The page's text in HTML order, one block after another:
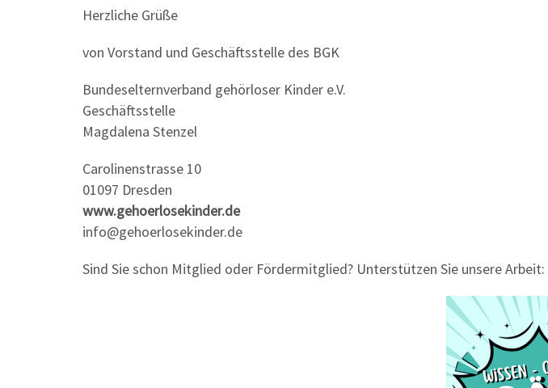
Herzliche Grüße
von Vorstand und Geschäftsstelle des BGK
Bundeselternverband gehörloser Kinder e.V.
Geschäftsstelle
Magdalena Stenzel
Carolinenstrasse 10
01097 Dresden
www.gehoerlosekinder.de
info@gehoerlosekinder.de
Sind Sie schon Mitglied oder Fördermitglied? Unterstützen Sie unsere Arbeit: